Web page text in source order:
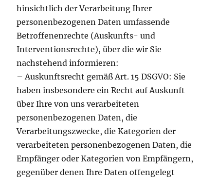
hinsichtlich der Verarbeitung Ihrer
personenbezogenen Daten umfassende
Betroffenenrechte (Auskunfts- und
Interventionsrechte), über die wir Sie
nachstehend informieren:
– Auskunftsrecht gemäß Art. 15 DSGVO: Sie
haben insbesondere ein Recht auf Auskunft
über Ihre von uns verarbeiteten
personenbezogenen Daten, die
Verarbeitungszwecke, die Kategorien der
verarbeiteten personenbezogenen Daten, die
Empfänger oder Kategorien von Empfängern,
gegenüber denen Ihre Daten offengelegt